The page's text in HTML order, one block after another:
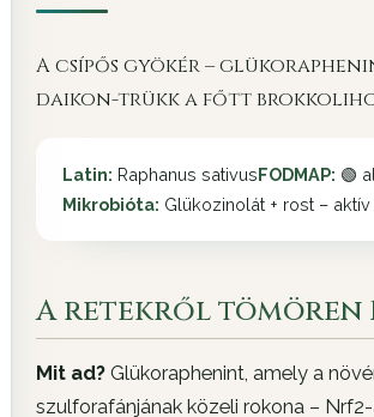
A csípős gyökér –
daikon-trükk a főtt
Latin: Raphanus sativusFODMAP: 🟢
Mikrobióta: Glükozinolát + rost –
A retekről tömören
Mit ad? Glükoraphenint, amely a
szulforafánjának közeli rokona –